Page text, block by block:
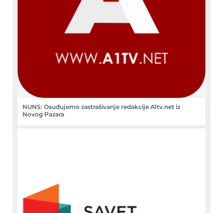
NUNS: Osuđujemo zastrašivanje redakcije A1tv.net iz
Novog Pazara